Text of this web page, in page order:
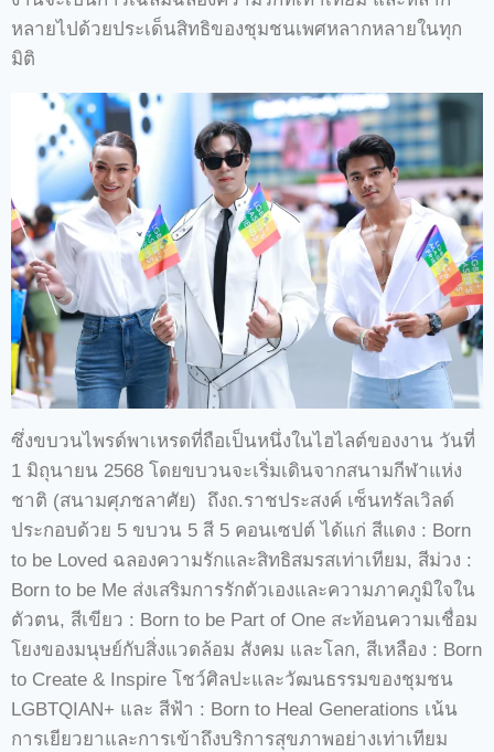
หลายไปด้วยประเด็นสิทธิของชุมชนเพศหลากหลายในทุก
มิติ
ซึ่งขบวนไพรด์พาเหรดที่ถือเป็นหนึ่งในไฮไลต์ของงาน วันที่
1 มิถุนายน 2568 โดยขบวนจะเริ่มเดินจากสนามกีฬาแห่ง
ชาติ (สนามศุภชลาศัย) ถึงถ.ราชประสงค์ เซ็นทรัลเวิลด์
ประกอบด้วย 5 ขบวน 5 สี 5 คอนเซปต์ ได้แก่ สีแดง : Born
to be Loved ฉลองความรักและสิทธิสมรสเท่าเทียม, สีม่วง :
Born to be Me ส่งเสริมการรักตัวเองและความภาคภูมิใจใน
ตัวตน, สีเขียว : Born to be Part of One สะท้อนความเชื่อม
โยงของมนุษย์กับสิ่งแวดล้อม สังคม และโลก, สีเหลือง : Born
to Create & Inspire โชว์ศิลปะและวัฒนธรรมของชุมชน
LGBTQIAN+ และ สีฟ้า : Born to Heal Generations เน้น
การเยียวยาและการเข้าถึงบริการสุขภาพอย่างเท่าเทียม